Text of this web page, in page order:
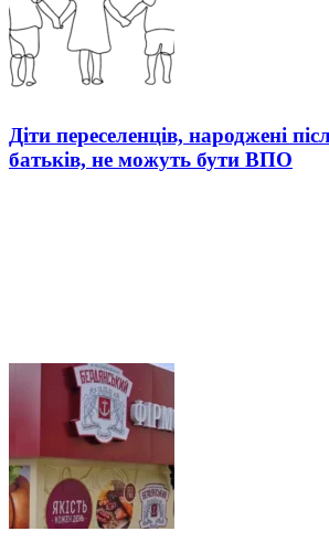
Діти переселенців, народжені
батьків, не можуть бути ВПО